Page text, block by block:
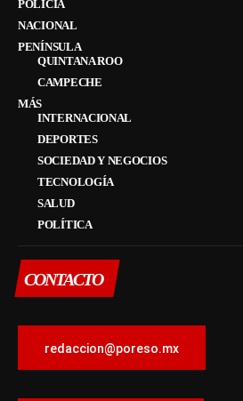
POLICÍA
NACIONAL
PENÍNSULA
QUINTANA ROO
CAMPECHE
MÁS
INTERNACIONAL
DEPORTES
SOCIEDAD Y NEGOCIOS
TECNOLOGÍA
SALUD
POLÍTICA
CONTACTO
redaccion@poreso.mx